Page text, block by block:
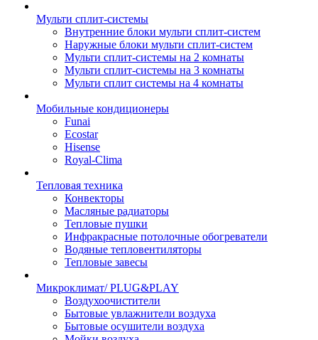
Мульти сплит-системы
Внутренние блоки мульти сплит-систем
Наружные блоки мульти сплит-систем
Мульти сплит-системы на 2 комнаты
Мульти сплит-системы на 3 комнаты
Мульти сплит системы на 4 комнаты
Мобильные кондиционеры
Funai
Ecostar
Hisense
Royal-Clima
Тепловая техника
Конвекторы
Масляные радиаторы
Тепловые пушки
Инфракрасные потолочные обогреватели
Водяные тепловентиляторы
Тепловые завесы
Микроклимат/ PLUG&PLAY
Воздухоочистители
Бытовые увлажнители воздуха
Бытовые осушители воздуха